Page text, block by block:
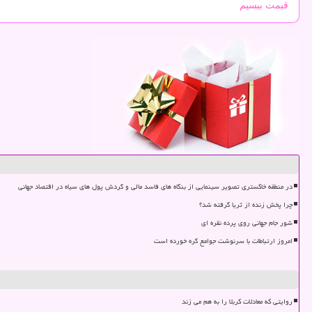
قیمت بیسیم
در منطقه خاکستری تصویر سینمایی از بنگاه های فاسد مالی و گردش پول های سیاه در اقتصاد جهانی
چرا پخش زنده از ثریا گرفته شد؟
شور جام جهانی روی پرده نقره ای
امروز ارتباطات با سرنوشت جوامع گره خورده است
روایتی که معادلات کربلا را به هم می زند